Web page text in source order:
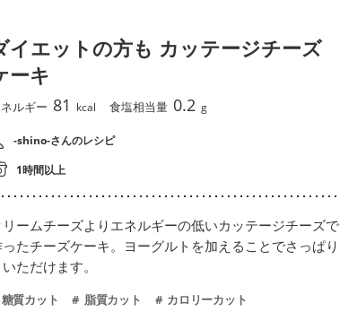
イエットの方も カッテージチーズ
ーキ
ルギー 81 kcal 食塩相当量 0.2 g
-shino-さんのレシピ
1時間以上
リームチーズよりエネルギーの低いカッテージチーズで
たチーズケーキ。ヨーグルトを加えることでさっぱり
いただけます。
糖質カット 脂質カット カロリーカット